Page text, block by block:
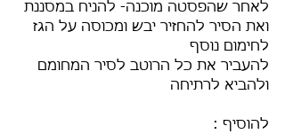
לאחר שהפסטה מוכנה- להניח במסננת
ואת הסיר להחזיר יבש ומכוסה על הגז
לחימום נוסף
להעביר את כל הרוטב לסיר המחומם
ולהביא לרתיחה
להוסיף :